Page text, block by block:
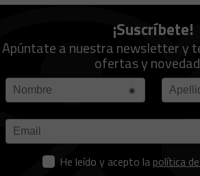
¡Suscríbete!
Apúntate a nuestra newsletter y
ofertas y
He leído y acepto la política